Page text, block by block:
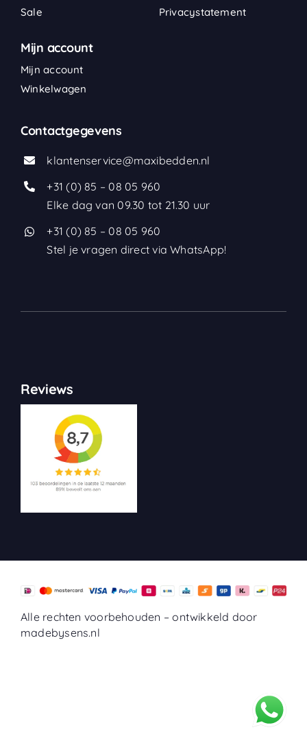
Sale
Privacystatement
Mijn account
Mijn account
Winkelwagen
Contactgegevens
klantenservice@maxibedden.nl
+31 (0) 85 – 08 05 960
Elke dag van 09.30 tot 21.30 uur
+31 (0) 85 – 08 05 960
Stel je vragen direct via WhatsApp!
Reviews
Alle rechten voorbehouden –ontwikkeld door
madebysens.nl